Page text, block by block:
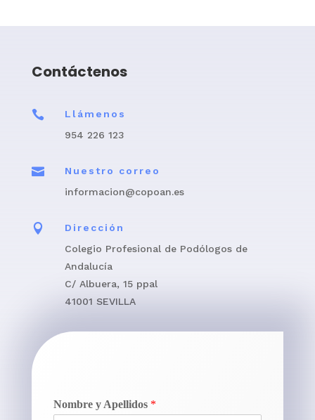
Contáctenos

Llámenos
954 226 123

Nuestro correo
informacion@copoan.es

Dirección
Colegio Profesional de Podólogos de
Andalucía
C/ Albuera, 15 ppal
41001 SEVILLA
Nombre y Apellidos *